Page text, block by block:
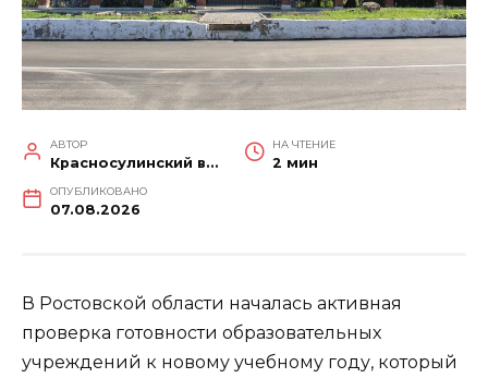
АВТОР
Красносулинский вестник
НА ЧТЕНИЕ
2 мин
ОПУБЛИКОВАНО
07.08.2026
В Ростовской области началась активная
проверка готовности образовательных
учреждений к новому учебному году, который